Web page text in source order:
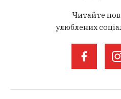
Читайте
улюблених